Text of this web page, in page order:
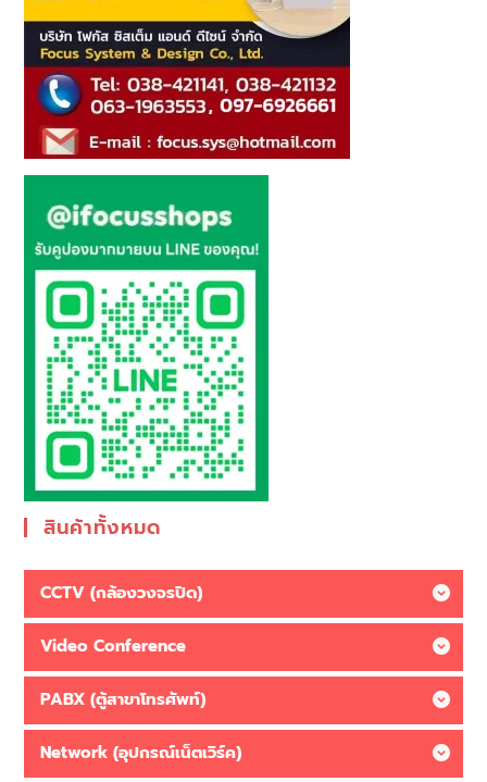
สินค้าทั้งหมด
CCTV (กล้องวงจรปิด)
Video Conference
PABX (ตู้สาขาโทรศัพท์)
Network (อุปกรณ์เน็ตเวิร์ค)